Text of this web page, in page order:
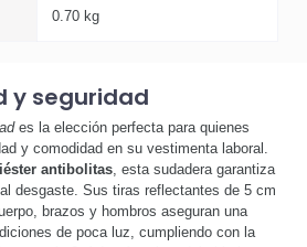
0.70 kg
y seguridad
es la elección perfecta para quienes
y comodidad en su vestimenta laboral.
antibolitas, esta sudadera garantiza
desgaste. Sus tiras reflectantes de 5 cm
brazos y hombros aseguran una
de poca luz, cumpliendo con la